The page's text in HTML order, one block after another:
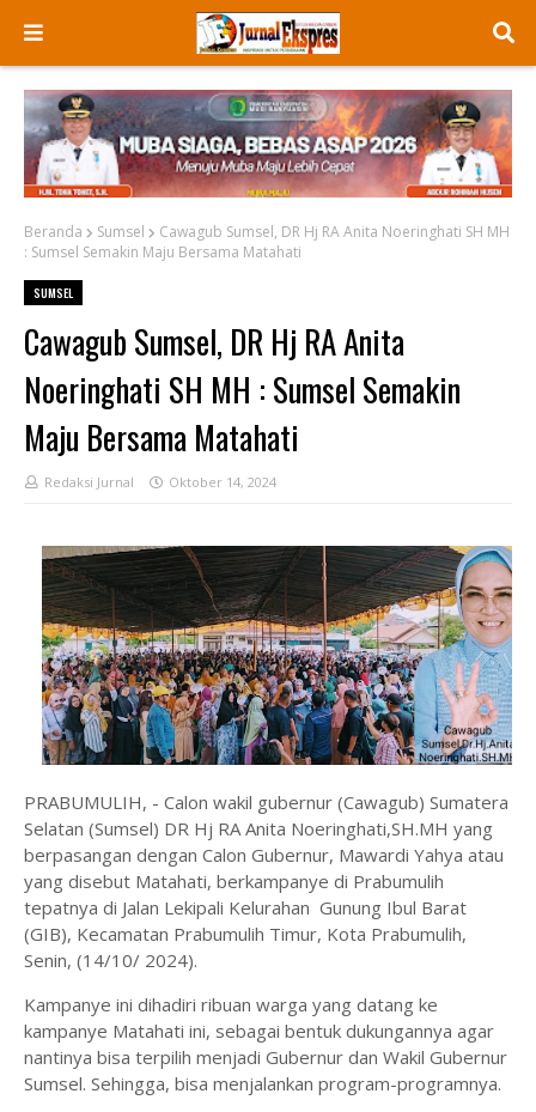
Beranda Sumsel
Cawagub Sumsel, DR Hj RA Anita Noeringhati SH MH
: Sumsel Semakin Maju Bersama Matahati
SUMSEL
Cawagub Sumsel, DR Hj RA Anita
Noeringhati SH MH : Sumsel Semakin
Maju Bersama Matahati
Redaksi Jurnal Oktober 14, 2024
PRABUMULIH, - Calon wakil gubernur (Cawagub) Sumatera
Selatan (Sumsel) DR Hj RA Anita Noeringhati,SH.MH yang
berpasangan dengan Calon Gubernur, Mawardi Yahya atau
yang disebut Matahati, berkampanye di Prabumulih
tepatnya di Jalan Lekipali Kelurahan Gunung Ibul Barat
(GIB), Kecamatan Prabumulih Timur, Kota Prabumulih,
Senin, (14/10/ 2024).
Kampanye ini dihadiri ribuan warga yang datang ke
kampanye Matahati ini, sebagai bentuk dukungannya agar
nantinya bisa terpilih menjadi Gubernur dan Wakil Gubernur
Sumsel. Sehingga, bisa menjalankan program-programnya.